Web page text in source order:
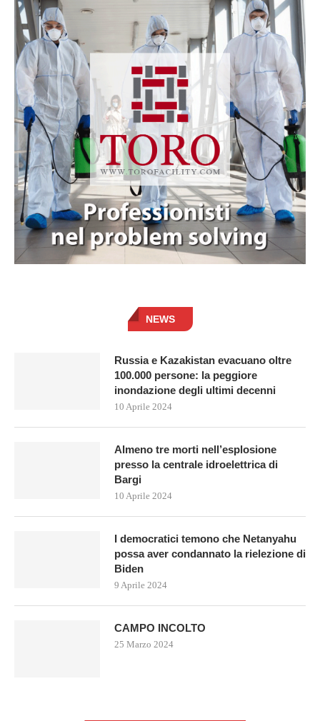
NEWS
Russia e Kazakistan evacuano oltre
100.000 persone: la peggiore
inondazione degli ultimi decenni
10 Aprile 2024
Almeno tre morti nell’esplosione
presso la centrale idroelettrica di
Bargi
10 Aprile 2024
I democratici temono che Netanyahu
possa aver condannato la rielezione di
Biden
9 Aprile 2024
CAMPO INCOLTO
25 Marzo 2024